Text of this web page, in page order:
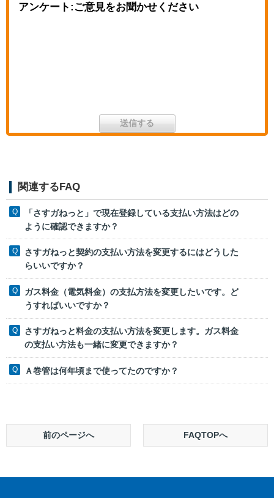
アンケート:ご意見をお聞かせください
関連するFAQ
「さすガねっと」で現在登録している支払い方法はどの
ように確認できますか？
さすガねっと契約の支払い方法を変更するにはどうした
らいいですか？
ガス料金（電気料金）の支払方法を変更したいです。ど
うすればいいですか？
さすガねっと料金の支払い方法を変更します。ガス料金
の支払い方法も一緒に変更できますか？
Ａ巻管は何年頃まで使ってたのですか？
前のページへ FAQTOPへ